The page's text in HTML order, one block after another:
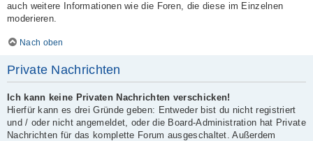
auch weitere Informationen wie die Foren, die diese im Einzelnen
moderieren.
Nach oben
Private Nachrichten
Ich kann keine Privaten Nachrichten verschicken!
Hierfür kann es drei Gründe geben: Entweder bist du nicht registriert
und / oder nicht angemeldet, oder die Board-Administration hat Private
Nachrichten für das komplette Forum ausgeschaltet. Außerdem